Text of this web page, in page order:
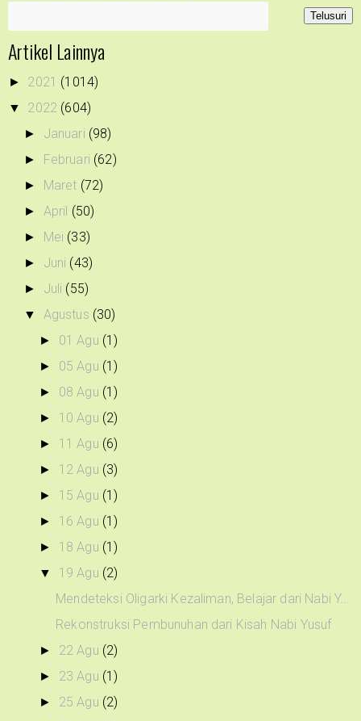
Artikel Lainnya
► 2021 (1014)
▼ 2022 (604)
► Januari (98)
► Februari (62)
► Maret (72)
► April (50)
► Mei (33)
► Juni (43)
► Juli (55)
▼ Agustus (30)
► 01 Agu (1)
► 05 Agu (1)
► 08 Agu (1)
► 10 Agu (2)
► 11 Agu (6)
► 12 Agu (3)
► 15 Agu (1)
► 16 Agu (1)
► 18 Agu (1)
▼ 19 Agu (2)
Mendeteksi Oligarki Kezaliman, Belajar dari Nabi Y...
Rekonstruksi Pembunuhan dari Kisah Nabi Yusuf
► 22 Agu (2)
► 23 Agu (1)
► 25 Agu (2)